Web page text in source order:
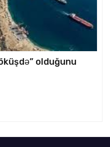
olduğunu